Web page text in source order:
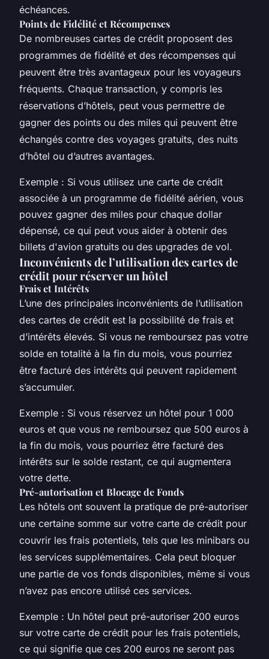
échéances.
Points de Fidélité et Récompenses
De nombreuses cartes de crédit proposent des
programmes de fidélité et des récompenses qui
peuvent être très avantageux pour les voyageurs
fréquents. Chaque transaction, y compris les
réservations d’hôtels, peut vous permettre de
gagner des points ou des miles qui peuvent être
échangés contre des voyages gratuits, des nuits
d’hôtel ou d’autres avantages.
Exemple : Si vous utilisez une carte de crédit
associée à un programme de fidélité aérien, vous
pouvez gagner des miles pour chaque dollar
dépensé, ce qui peut vous aider à obtenir des
billets d'avion gratuits ou des upgrades de vol.
Inconvénients de l’utilisation des cartes de
crédit pour réserver un hôtel
Frais et Intérêts
L’une des principales inconvénients de l’utilisation
des cartes de crédit est la possibilité de frais et
d’intérêts élevés. Si vous ne remboursez pas votre
solde en totalité à la fin du mois, vous pourriez
être facturé des intérêts qui peuvent rapidement
s’accumuler.
Exemple : Si vous réservez un hôtel pour 1 000
euros et que vous ne remboursez que 500 euros à
la fin du mois, vous pourriez être facturé des
intérêts sur le solde restant, ce qui augmentera
votre dette.
Pré-autorisation et Blocage de Fonds
Les hôtels ont souvent la pratique de pré-autoriser
une certaine somme sur votre carte de crédit pour
couvrir les frais potentiels, tels que les minibars ou
les services supplémentaires. Cela peut bloquer
une partie de vos fonds disponibles, même si vous
n’avez pas encore utilisé ces services.
Exemple : Un hôtel peut pré-autoriser 200 euros
sur votre carte de crédit pour les frais potentiels,
ce qui signifie que ces 200 euros ne seront pas